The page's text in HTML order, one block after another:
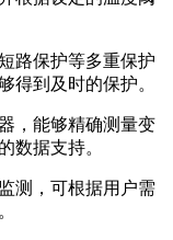
路保护等多重保护
得到及时的保护。
，能够精确测量变
数据支持。
测，可根据用户需